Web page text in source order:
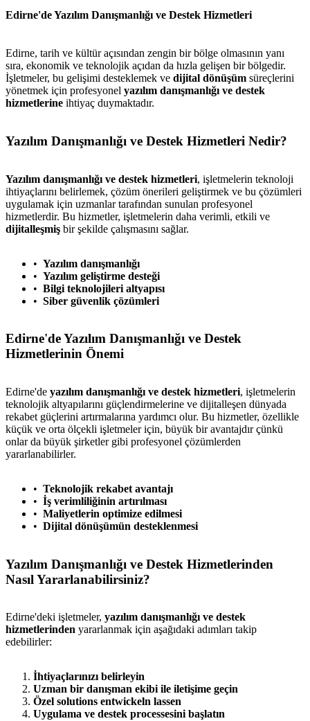
Edirne'de Yazılım Danışmanlığı ve Destek Hizmetleri
Edirne, tarih ve kültür açısından zengin bir bölge olmasının yanı
sıra, ekonomik ve teknolojik açıdan da hızla gelişen bir bölgedir.
İşletmeler, bu gelişimi desteklemek ve dijital dönüşüm süreçlerini
yönetmek için profesyonel yazılım danışmanlığı ve destek
hizmetlerine ihtiyaç duymaktadır.
Yazılım Danışmanlığı ve Destek Hizmetleri Nedir?
Yazılım danışmanlığı ve destek hizmetleri, işletmelerin teknoloji
ihtiyaçlarını belirlemek, çözüm önerileri geliştirmek ve bu çözümleri
uygulamak için uzmanlar tarafından sunulan profesyonel
hizmetlerdir. Bu hizmetler, işletmelerin daha verimli, etkili ve
dijitalleşmiş bir şekilde çalışmasını sağlar.
Yazılım danışmanlığı
Yazılım geliştirme desteği
Bilgi teknolojileri altyapısı
Siber güvenlik çözümleri
Edirne'de Yazılım Danışmanlığı ve Destek
Hizmetlerinin Önemi
Edirne'de yazılım danışmanlığı ve destek hizmetleri, işletmelerin
teknolojik altyapılarını güçlendirmelerine ve dijitalleşen dünyada
rekabet güçlerini artırmalarına yardımcı olur. Bu hizmetler, özellikle
küçük ve orta ölçekli işletmeler için, büyük bir avantajdır çünkü
onlar da büyük şirketler gibi profesyonel çözümlerden
yararlanabilirler.
Teknolojik rekabet avantajı
İş verimliliğinin artırılması
Maliyetlerin optimize edilmesi
Dijital dönüşümün desteklenmesi
Yazılım Danışmanlığı ve Destek Hizmetlerinden
Nasıl Yararlanabilirsiniz?
Edirne'deki işletmeler, yazılım danışmanlığı ve destek
hizmetlerinden yararlanmak için aşağıdaki adımları takip
edebilirler:
İhtiyaçlarınızı belirleyin
Uzman bir danışman ekibi ile iletişime geçin
Özel solutions entwickeln lassen
Uygulama ve destek processesini başlatın